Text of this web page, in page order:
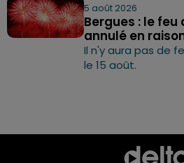
5 août 2026
Bergues : le
annulé en
Il n'y aura pas de
le 15 août.